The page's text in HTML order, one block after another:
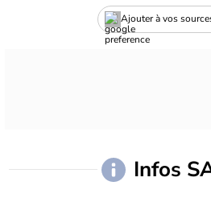
Ajouter à vos
Infos